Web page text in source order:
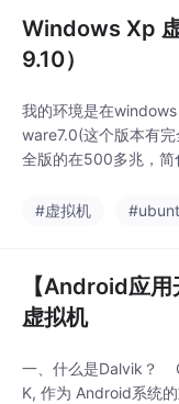
原因是：随着技术的
智能手机和宽带业务
Windows Xp
9.10）
我的环境是在
ware7.0(这个版本有
全版的在500多兆，
eng
#虚拟机
【Android应
虚拟机
一、什么是Dalvik？
K, 作为 Android系统